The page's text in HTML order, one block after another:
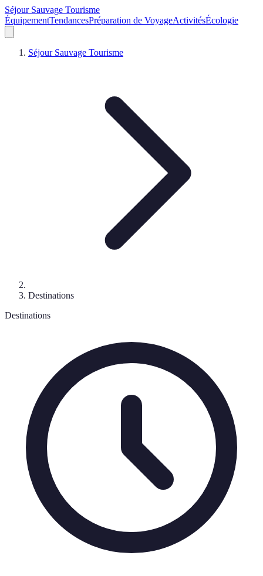
Séjour Sauvage Tourisme
ÉquipementTendancesPréparation de VoyageActivitésÉcologie
Séjour Sauvage Tourisme
Destinations
Destinations